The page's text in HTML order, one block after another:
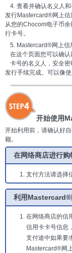
4. 查看并确认名义人和
发行Mastercard®网上信
从您的Chocom电子币
行卡号。
5. Mastercard®网上信
在这个页面您可以确
卡号的名义人，安全
发行手续完成。可以像
开始使用
开始利用前，请确认好
额。
在网络商店进行购
支付方法请选择
利用Mastercard®
在网络商店的信
信用卡卡号信息
支付途中如果要
Mastercard®网